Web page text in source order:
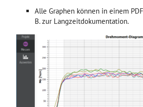
Alle Graphen können in einem
B. zur Langzeit­dokumentation.